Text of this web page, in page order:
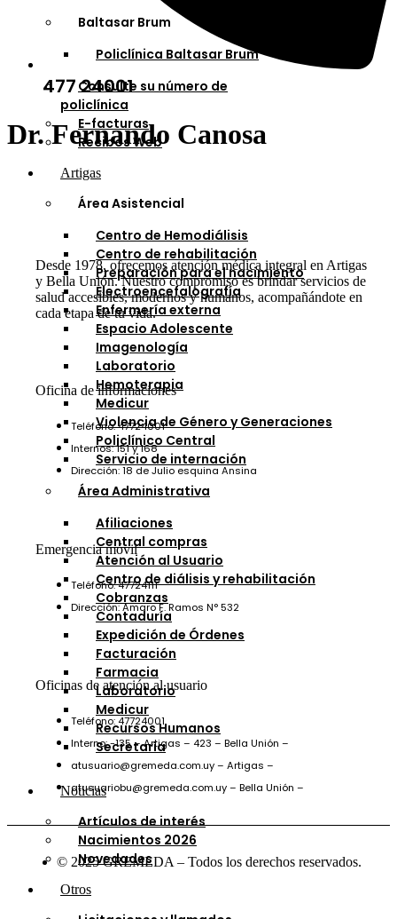
Baltasar Brum
Policlínica Baltasar Brum
Consulte su número de
policlínica
E-facturas
Recibos Web
Artigas
Área Asistencial
Centro de Hemodiálisis
Centro de rehabilitación
Preparación para el nacimiento
Electroencefalografía
Enfermería externa
Espacio Adolescente
Imagenología
Laboratorio
Hemoterapia
Medicur
Violencia de Género y Generaciones
Policlínico Central
Servicio de internación
Área Administrativa
Afiliaciones
Central compras
Atención al Usuario
Centro de diálisis y rehabilitación
Cobranzas
Contaduría
Expedición de Órdenes
Facturación
Farmacia
Laboratorio
Medicur
Recursos Humanos
Secretaría
Noticias
Artículos de interés
Nacimientos 2026
Novedades
Otros
477 24001
Dr. Fernando Canosa
Desde 1978, ofrecemos atención médica integral en Artigas
y Bella Unión. Nuestro compromiso es brindar servicios de
salud accesibles, modernos y humanos, acompañándote en
cada etapa de tu vida.
Oficina de informaciones
Teléfono: 47724001
Internos: 151 y 168
Dirección: 18 de Julio esquina Ansina
Emergencia móvil
Teléfono: 47724111
Dirección: Amaro F. Ramos N° 532
Oficinas de atención al usuario
Teléfono: 47724001
Interno: -135 – Artigas – 423 – Bella Unión –
atusuario@gremeda.com.uy – Artigas –
atusuariobu@gremeda.com.uy – Bella Unión –
© 2025 GREMEDA – Todos los derechos reservados.